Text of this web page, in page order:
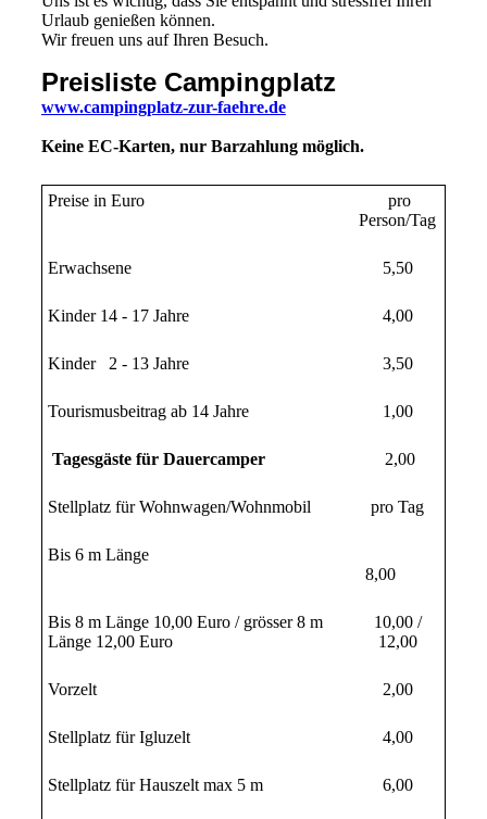
Urlaub genießen können.
Wir freuen uns auf Ihren Besuch.
Preisliste Campingplatz
www.campingplatz-zur-faehre.de
Keine EC-Karten, nur Barzahlung möglich.
Preise in Euro
pro
Person/Tag
Erwachsene 5,50
Kinder 14 - 17 Jahre 4,00
Kinder 2 - 13 Jahre 3,50
Tourismusbeitrag ab 14 Jahre 1,00
Tagesgäste für Dauercamper 2,00
Stellplatz für Wohnwagen/Wohnmobil pro Tag
Bis 6 m Länge
8,00
Bis 8 m Länge 10,00 Euro / grösser 8 m
Länge 12,00 Euro
10,00 /
12,00
Vorzelt 2,00
Stellplatz für Igluzelt 4,00
Stellplatz für Hauszelt max 5 m 6,00